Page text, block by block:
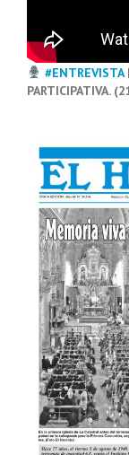
#ENTREVISTA|
PARTICIPATIVA.